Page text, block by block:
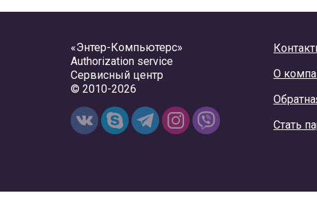
«Энтер-Компьютерс»
Authorization service
Сервисный центр
© 2010-2026
О
Стать